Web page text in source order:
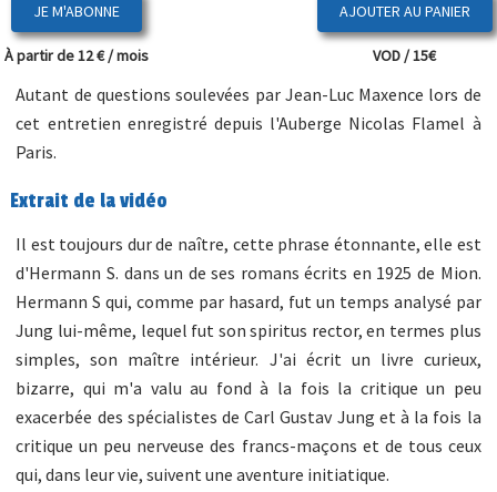
JE M'ABONNE
À partir de 12 € / mois VOD / 15€
Autant de questions soulevées par Jean-Luc Maxence lors de
cet entretien enregistré depuis l'Auberge Nicolas Flamel à
Paris.
Extrait de la vidéo
Il est toujours dur de naître, cette phrase étonnante, elle est
d'Hermann S. dans un de ses romans écrits en 1925 de Mion.
Hermann S qui, comme par hasard, fut un temps analysé par
Jung lui-même, lequel fut son spiritus rector, en termes plus
simples, son maître intérieur. J'ai écrit un livre curieux,
bizarre, qui m'a valu au fond à la fois la critique un peu
exacerbée des spécialistes de Carl Gustav Jung et à la fois la
critique un peu nerveuse des francs-maçons et de tous ceux
qui, dans leur vie, suivent une aventure initiatique.